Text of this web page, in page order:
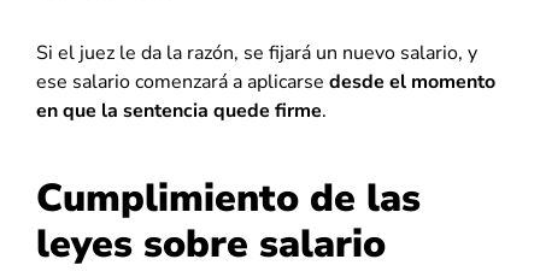
Si el juez le da la razón, se fijará un nuevo salario, y
ese salario comenzará a aplicarse desde el momento
en que la sentencia quede firme.
Cumplimiento de las
leyes sobre salario